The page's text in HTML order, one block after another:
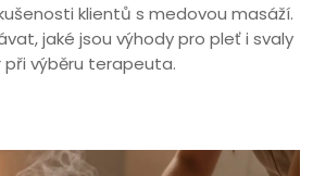
klientů s medovou masáží.
jaké jsou výhody pro pleť i svaly
výběru terapeuta.